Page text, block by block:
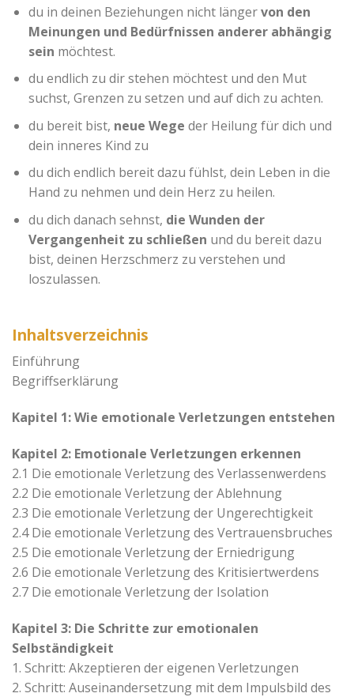
du in deinen Beziehungen nicht längervon den
Meinungen und Bedürfnissen anderer abhängig
sein möchtest.
du endlich zu dir stehen möchtest und den Mut
suchst, Grenzen zu setzen und auf dich zu achten.
du bereit bist, neue Wege der Heilung für dich und
dein inneres Kind zu
du dich endlich bereit dazu fühlst, dein Leben in die
Hand zu nehmen und dein Herz zu heilen.
du dich danach sehnst, die Wunden der
Vergangenheit zu schließen und du bereit dazu
bist, deinen Herzschmerz zu verstehen und
loszulassen.
Inhaltsverzeichnis
Einführung
Begriffserklärung
Kapitel 1: Wie emotionale Verletzungen entstehen
Kapitel 2: Emotionale Verletzungen erkennen
2.1 Die emotionale Verletzung des Verlassenwerdens
2.2 Die emotionale Verletzung der Ablehnung
2.3 Die emotionale Verletzung der Ungerechtigkeit
2.4 Die emotionale Verletzung des Vertrauensbruches
2.5 Die emotionale Verletzung der Erniedrigung
2.6 Die emotionale Verletzung des Kritisiertwerdens
2.7 Die emotionale Verletzung der Isolation
Kapitel 3: Die Schritte zur emotionalen
Selbständigkeit
1. Schritt: Akzeptieren der eigenen Verletzungen
2. Schritt: Auseinandersetzung mit dem Impulsbild des